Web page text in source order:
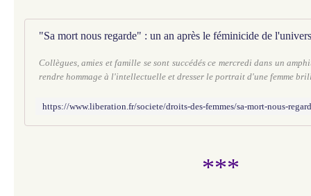
Collègues, amies et famille se sont succédés ce mercredi dans un
rendre hommage à l'intellectuelle et dresser le portrait d'une femme
***